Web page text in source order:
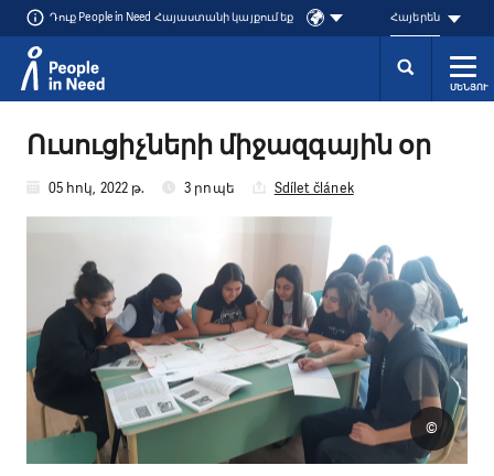
Դուք People in Need Հայաստանի կայքում եք Հայերեն
ՄԵՆՅՈՒ
Ուսուցիչների միջազգային օր
05 հոկ, 2022 թ. 3 րոպե Sdílet článek
©